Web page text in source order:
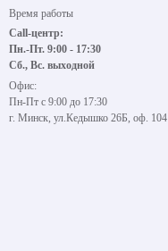
Время работы
Call-центр:
Пн.-Пт. 9:00 - 17:30
Сб., Вс. выходной
Офис:
Пн-Пт с 9:00 до 17:30
г. Минск, ул.Кедышко 26Б, оф. 104